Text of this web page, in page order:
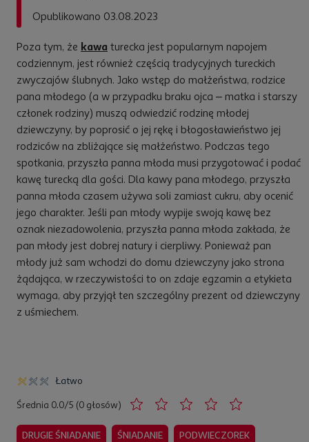
Opublikowano 03.08.2023
Poza tym, że kawa turecka jest popularnym napojem
codziennym, jest również częścią tradycyjnych tureckich
zwyczajów ślubnych. Jako wstęp do małżeństwa, rodzice
pana młodego (a w przypadku braku ojca – matka i starszy
członek rodziny) muszą odwiedzić rodzinę młodej
dziewczyny, by poprosić o jej rękę i błogosławieństwo jej
rodziców na zbliżające się małżeństwo. Podczas tego
spotkania, przyszła panna młoda musi przygotować i podać
kawę turecką dla gości. Dla kawy pana młodego, przyszła
panna młoda czasem używa soli zamiast cukru, aby ocenić
jego charakter. Jeśli pan młody wypije swoją kawę bez
oznak niezadowolenia, przyszła panna młoda zakłada, że
pan młody jest dobrej natury i cierpliwy. Ponieważ pan
młody już sam wchodzi do domu dziewczyny jako strona
żądająca, w rzeczywistości to on zdaje egzamin a etykieta
wymaga, aby przyjął ten szczególny prezent od dziewczyny
z uśmiechem.
Łatwo
Średnia 0.0/5 (0 głosów)
DRUGIE ŚNIADANIE ŚNIADANIE PODWIECZOREK